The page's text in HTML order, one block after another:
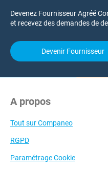
Devenez Fournisseur Agréé
et recevez des demandes de
Devenir Fournisseur
A propos
Tout sur Companeo
RGPD
Paramétrage Cookie